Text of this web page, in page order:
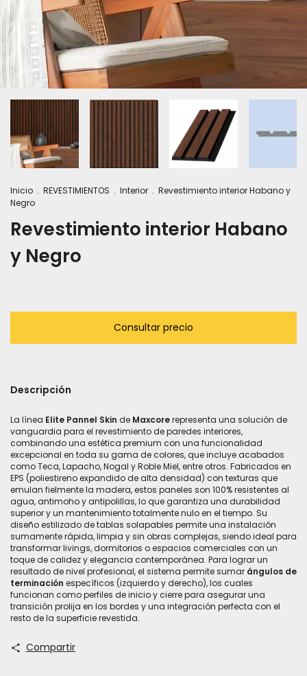
Inicio . REVESTIMIENTOS . Interior . Revestimiento interior Habano y
Negro
Revestimiento interior Habano
y Negro
Descripción
La línea Elite Pannel Skin de Maxcorerepresenta una solución de
vanguardia para el revestimiento de paredes interiores,
combinando una estética premium con una funcionalidad
excepcional en toda su gama de colores, que incluye acabados
como Teca, Lapacho, Nogal y Roble Miel, entre otros. Fabricados en
EPS (poliestireno expandido de alta densidad) con texturas que
emulan fielmente la madera, estos paneles son 100% resistentes al
agua, antimoho y antipolillas, lo que garantiza una durabilidad
superior y un mantenimiento totalmente nulo en el tiempo. Su
diseño estilizado de tablas solapables permite una instalación
sumamente rápida, limpia y sin obras complejas, siendo ideal para
transformar livings, dormitorios o espacios comerciales con un
toque de calidez y elegancia contemporánea. Para lograr un
resultado de nivel profesional, el sistema permite sumar ángulos de
terminación específicos (izquierdo y derecho), los cuales
funcionan como perfiles de inicio y cierre para asegurar una
transición prolija en los bordes y una integración perfecta con el
resto de la superficie revestida.
Compartir